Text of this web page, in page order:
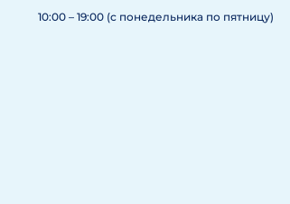
10:00 – 19:00 (с понедельника по пятницу)